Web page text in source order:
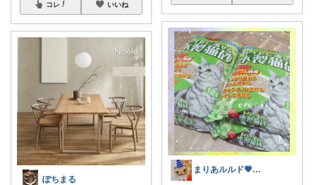
コレ いいね
ぽちまる
まりあルルド💗ご購入感謝です💗